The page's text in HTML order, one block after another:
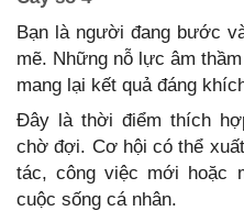
Bạn là người đang bước
mẽ. Những nỗ lực âm
mang lại kết quả đáng
Đây là thời điểm thích
chờ đợi. Cơ hội có thể
tác, công việc mới hoặc
cuộc sống cá nhân.